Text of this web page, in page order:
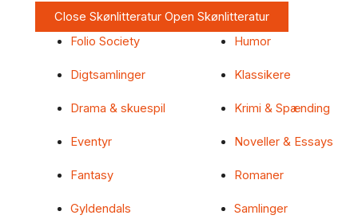
Close Skønlitteratur Open Skønlitteratur
Folio Society
Digtsamlinger
Drama & skuespil
Eventyr
Fantasy
Gyldendals
Humor
Klassikere
Krimi & Spænding
Noveller & Essays
Romaner
Samlinger